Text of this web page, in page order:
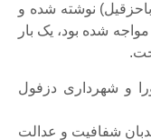
نوشته شده و
عضو از شورا مواجه شده بود، یک بار
و شهرداری دزفول
شفافیت و عدالت